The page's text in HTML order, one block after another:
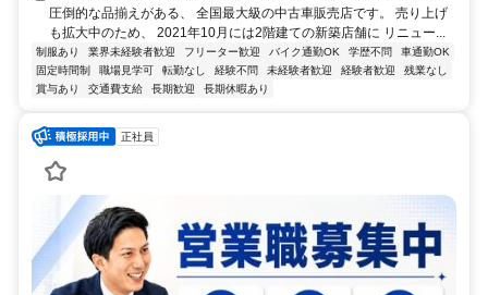
圧倒的な品揃えがある、 全国最大級の中古車販売店です。 売り上げ
も拡大中のため、 2021年10月には2階建ての新築店舗に リニュー...
制服あり 業界未経験者歓迎 フリーター歓迎 バイク通勤OK 学歴不問
車通勤OK
固定時間制
職場見学可 転勤なし 経験不問 未経験者歓迎 経験者歓迎
残業なし
賞与あり
交通費支給 長期歓迎 長期休暇あり
正社員